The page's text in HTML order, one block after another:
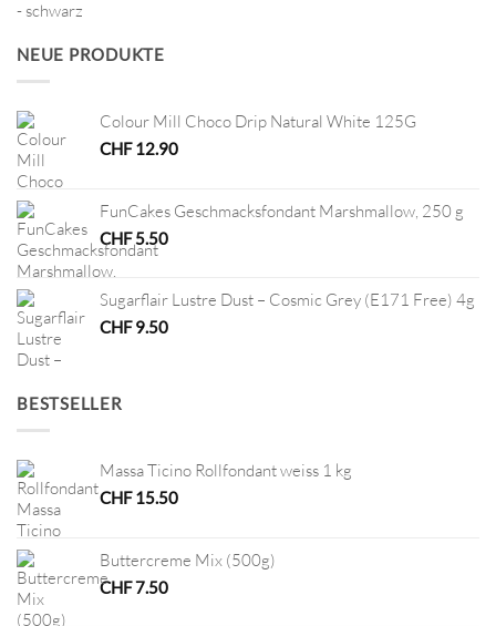
NEUE PRODUKTE
Colour Mill Choco Drip Natural White 125G
CHF12.90
FunCakes Geschmacksfondant Marshmallow, 250 g
CHF5.50
Sugarflair Lustre Dust – Cosmic Grey (E171 Free) 4g
CHF9.50
BESTSELLER
Massa Ticino Rollfondant weiss 1 kg
CHF15.50
Buttercreme Mix (500g)
CHF7.50